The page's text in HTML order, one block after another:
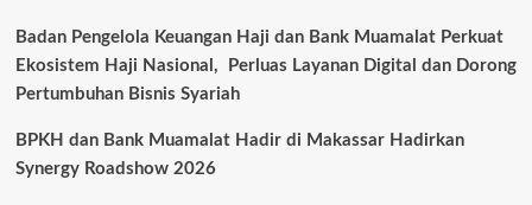
Badan Pengelola Keuangan Haji dan Bank Muamalat Perkuat
Ekosistem Haji Nasional, Perluas Layanan Digital dan Dorong
Pertumbuhan Bisnis Syariah
BPKH dan Bank Muamalat Hadir di Makassar Hadirkan
Synergy Roadshow 2026